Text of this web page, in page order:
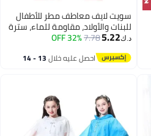
سويت لايف معاطف مطر للأطفال
للبنات والأولاد، مقاومة للماء، سترة
مطر برسومات يونيكورن كرتونية،
مطر للأطفال
د.ك‏5.22
7.78
32% OFF
احصل عليه خلال 13 - 14